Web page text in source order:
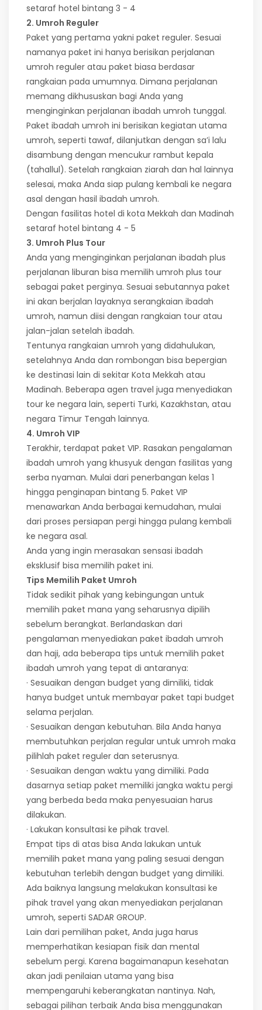
setaraf hotel bintang 3 - 4
2. Umroh Reguler
Paket yang pertama yakni paket reguler. Sesuai
namanya paket ini hanya berisikan perjalanan
umroh reguler atau paket biasa berdasar
rangkaian pada umumnya. Dimana perjalanan
memang dikhususkan bagi Anda yang
menginginkan perjalanan ibadah umroh tunggal.
Paket ibadah umroh ini berisikan kegiatan utama
umroh, seperti tawaf, dilanjutkan dengan sa’i lalu
disambung dengan mencukur rambut kepala
(tahallul). Setelah rangkaian ziarah dan hal lainnya
selesai, maka Anda siap pulang kembali ke negara
asal dengan hasil ibadah umroh.
Dengan fasilitas hotel di kota Mekkah dan Madinah
setaraf hotel bintang 4 - 5
3. Umroh Plus Tour
Anda yang menginginkan perjalanan ibadah plus
perjalanan liburan bisa memilih umroh plus tour
sebagai paket perginya. Sesuai sebutannya paket
ini akan berjalan layaknya serangkaian ibadah
umroh, namun diisi dengan rangkaian tour atau
jalan-jalan setelah ibadah.
Tentunya rangkaian umroh yang didahulukan,
setelahnya Anda dan rombongan bisa bepergian
ke destinasi lain di sekitar Kota Mekkah atau
Madinah. Beberapa agen travel juga menyediakan
tour ke negara lain, seperti Turki, Kazakhstan, atau
negara Timur Tengah lainnya.
4. Umroh VIP
Terakhir, terdapat paket VIP. Rasakan pengalaman
ibadah umroh yang khusyuk dengan fasilitas yang
serba nyaman. Mulai dari penerbangan kelas 1
hingga penginapan bintang 5. Paket VIP
menawarkan Anda berbagai kemudahan, mulai
dari proses persiapan pergi hingga pulang kembali
ke negara asal.
Anda yang ingin merasakan sensasi ibadah
eksklusif bisa memilih paket ini.
Tips Memilih Paket Umroh
Tidak sedikit pihak yang kebingungan untuk
memilih paket mana yang seharusnya dipilih
sebelum berangkat. Berlandaskan dari
pengalaman menyediakan paket ibadah umroh
dan haji, ada beberapa tips untuk memilih paket
ibadah umroh yang tepat di antaranya:
· Sesuaikan dengan budget yang dimiliki, tidak
hanya budget untuk membayar paket tapi budget
selama perjalan.
· Sesuaikan dengan kebutuhan. Bila Anda hanya
membutuhkan perjalan regular untuk umroh maka
pilihlah paket reguler dan seterusnya.
· Sesuaikan dengan waktu yang dimiliki. Pada
dasarnya setiap paket memiliki jangka waktu pergi
yang berbeda beda maka penyesuaian harus
dilakukan.
· Lakukan konsultasi ke pihak travel.
Empat tips di atas bisa Anda lakukan untuk
memilih paket mana yang paling sesuai dengan
kebutuhan terlebih dengan budget yang dimiliki.
Ada baiknya langsung melakukan konsultasi ke
pihak travel yang akan menyediakan perjalanan
umroh, seperti SADAR GROUP.
Lain dari pemilihan paket, Anda juga harus
memperhatikan kesiapan fisik dan mental
sebelum pergi. Karena bagaimanapun kesehatan
akan jadi penilaian utama yang bisa
mempengaruhi keberangkatan nantinya. Nah,
sebagai pilihan terbaik Anda bisa menggunakan